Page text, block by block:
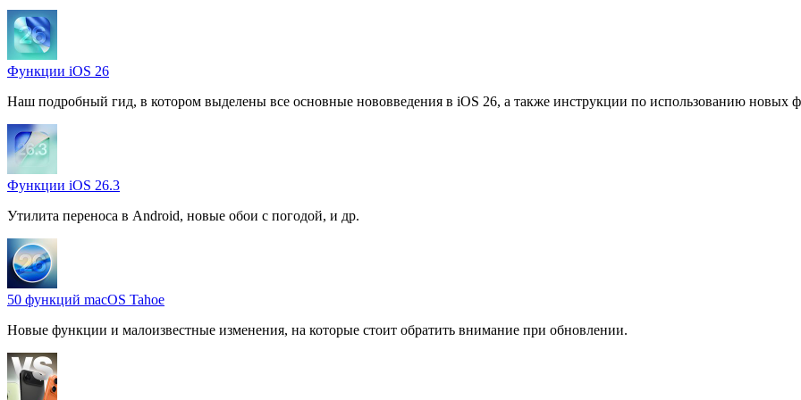
Функции iOS 26
Наш подробный гид, в котором выделены все основные нововведения в iOS 26, а также инструкции по использованию новых
Функции iOS 26.3
Утилита переноса в Android, новые обои с погодой, и др.
50 функций macOS Tahoe
Новые функции и малоизвестные изменения, на которые стоит обратить внимание при обновлении.